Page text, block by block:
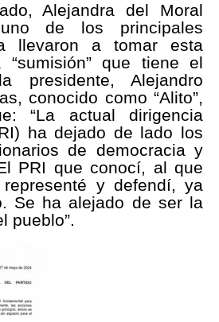
Alejandra del Moral
de los principales
llevaron a tomar esta
que tiene el
presidente, Alejandro
conocido como “Alito”,
“La actual dirigencia
ha dejado de lado los
de democracia y
PRI que conocí, al que
representé y defendí, ya
Se ha alejado de ser la
pueblo”.